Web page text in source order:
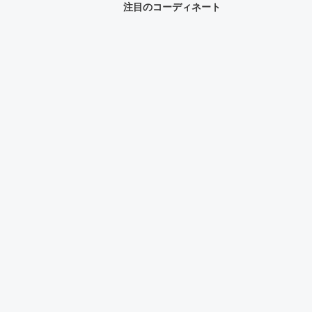
注目のコーディネート